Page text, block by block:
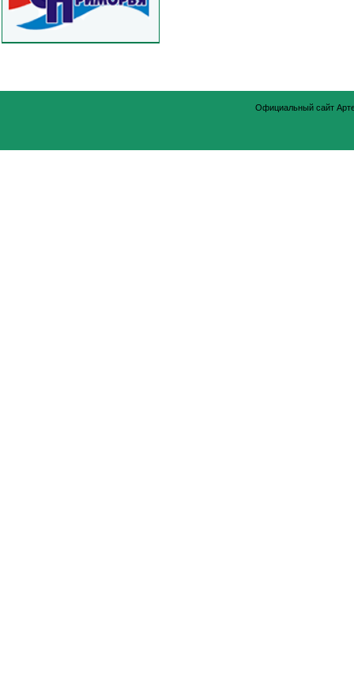
Официальный сайт